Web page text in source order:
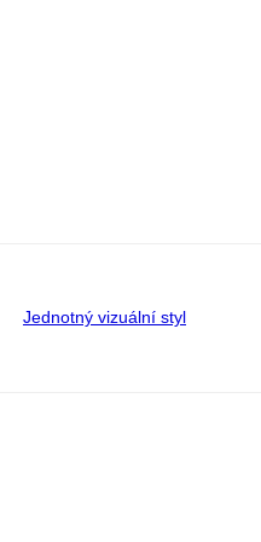
Jednotný vizuální styl